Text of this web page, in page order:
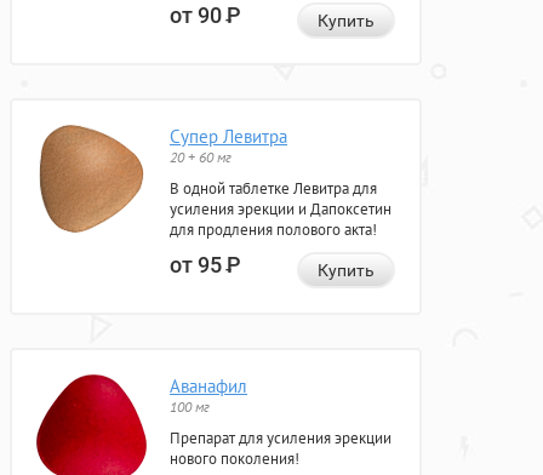
от 90Р Купить
Супер Левитра
20 + 60 мг
В одной таблетке Левитра для
усиления эрекции и Дапоксетин
для продления полового акта!
от 95Р Купить
Аванафил
100 мг
Препарат для усиления эрекции
нового поколения!